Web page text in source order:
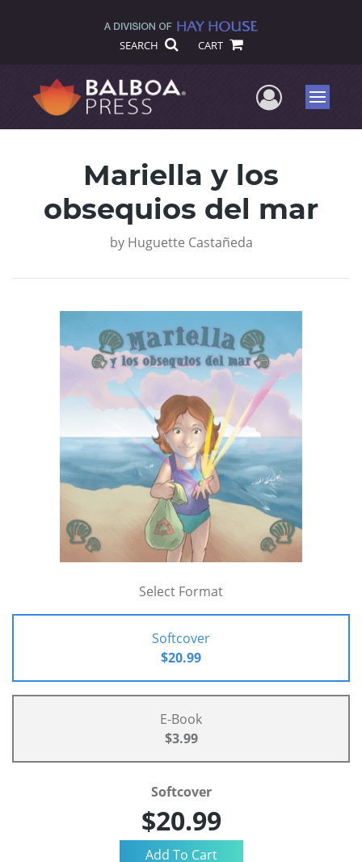
SEARCH CART
UserMenu
Mariella y los
obsequios del mar
by Huguette Castañeda
Select Format
Softcover
$20.99
E-Book
$3.99
Softcover
$20.99